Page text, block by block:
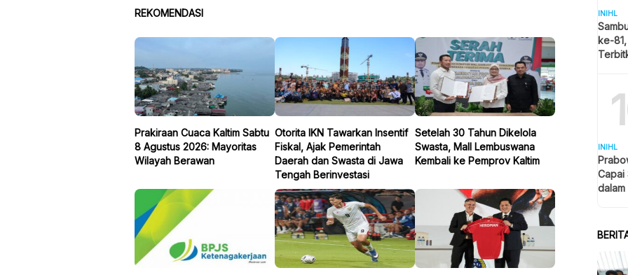
REKOMENDASI
Prakiraan Cuaca Kaltim Sabtu
8 Agustus 2026: Mayoritas
Wilayah Berawan
Otorita IKN Tawarkan Insentif
Fiskal, Ajak Pemerintah
Daerah dan Swasta di Jawa
Tengah Berinvestasi
Setelah 30 Tahun Dikelola
Swasta, Mall Lembuswana
Kembali ke Pemprov Kaltim
INIHL
ke-
INIHL
Capai
dalam